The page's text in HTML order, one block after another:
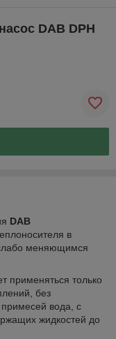
DAB DPH
DAB
в
меняющимся
применяться только
без
вода, с
жидкостей до